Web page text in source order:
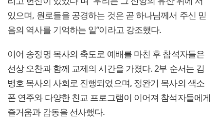
있으며, 원로들을 공경하는 것은 곧 하나님께서 주신 믿
음의 역사를 기억하는 일”이라고 강조했다.
이어 송정명 목사의 축도로 예배를 마친 후 참석자들은
선상 오찬과 함께 교제의 시간을 가졌다. 2부 순서는 김
병호 목사의 사회로 진행되었으며, 정완기 목사의 색소
폰 연주와 다양한 친교 프로그램이 이어져 참석자들에게
즐거움과 감동을 선사했다.